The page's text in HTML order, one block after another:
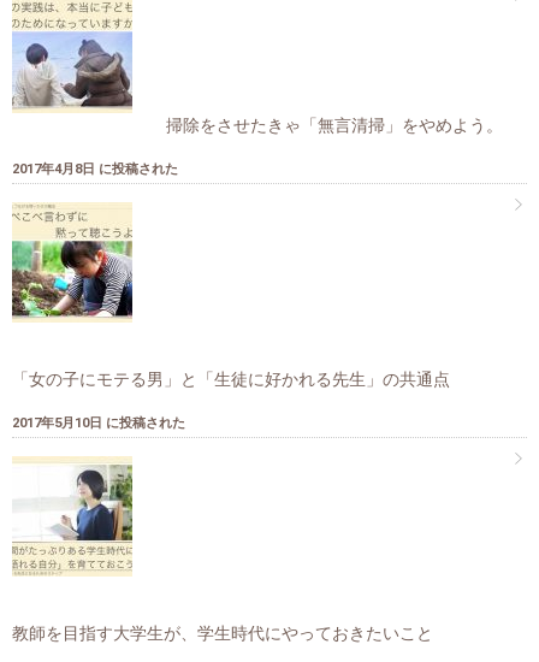
掃除をさせたきゃ「無言清掃」をやめよう。
2017年4月8日 に投稿された
「女の子にモテる男」と「生徒に好かれる先生」の共通点
2017年5月10日 に投稿された
教師を目指す大学生が、学生時代にやっておきたいこと